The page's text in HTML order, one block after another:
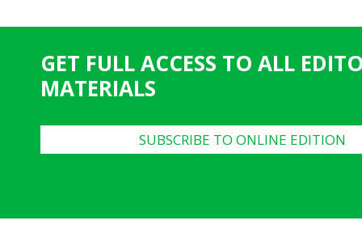
g
s
GET FULL ACCESS TO ALL
MATERIALS
SUBSCRIBE TO ONLINE EDITION